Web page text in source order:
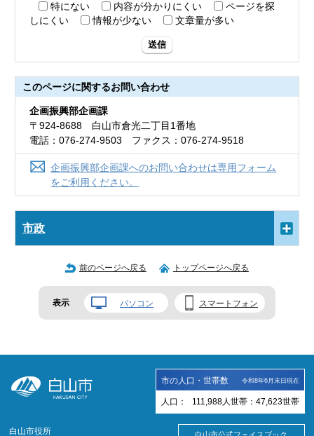
特にない
内容が分かりにくい
ページを探
しにくい
情報が少ない 文章量が多い
送信
このページに関するお問い合わせ
企画振興部企画課
〒924-8688 白山市倉光二丁目1番地
電話：076-274-9503 ファクス：076-274-9518
企画振興部企画課へのお問い合わせは専用フォーム
をご利用ください。
市政
前のページへ戻る トップページへ戻る
表示 パソコン スマートフォン
市の人口・世帯数 令和8年6月末日現在
人口： 111,988 人 世帯： 47,623世帯
白山市役所 白山市公式フェイスブック